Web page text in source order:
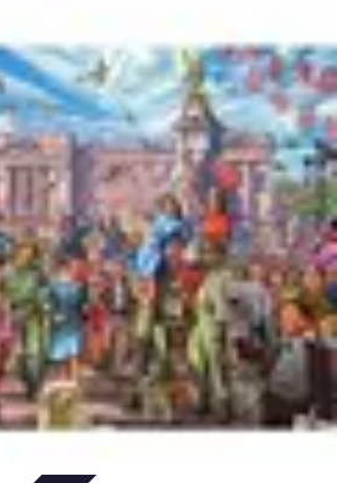
Organisation
Rédaction et
Organisation de la cérémonie